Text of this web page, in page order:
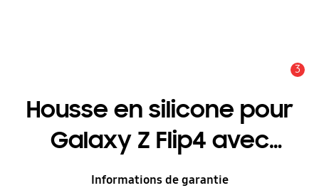
3
Housse en silicone pour
Galaxy Z Flip4 avec
anneau
Informations de garantie